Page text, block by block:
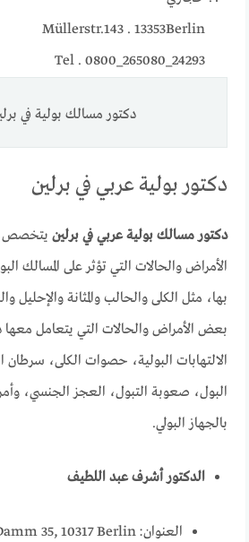
Müllerstr.143 . 13353Berlin
Tel . 0800_265080_24293
دكتور مسالك بولية في
دكتور بولية عربي في برلين
دكتور مسالك بولية عربي في برلين يتخصص
الأمراض والحالات التي تؤثر على المسالك
بها، مثل الكلى والحالب والمثانة والإحليل
بعض الأمراض والحالات التي يتعامل معها
الالتهابات البولية، حصوات الكلى،
البول، صعوبة التبول، العجز الجنسي،
بالجهاز البولي.
الدكتور أشرف عبد اللطيف
العنوان: Teltower Damm 35, 10317 Berlin